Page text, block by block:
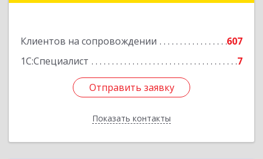
Клиентов на сопровождении
607
1С:Специалист
7
Отправить заявку
Показать контакты
Отправить заявку
Назад